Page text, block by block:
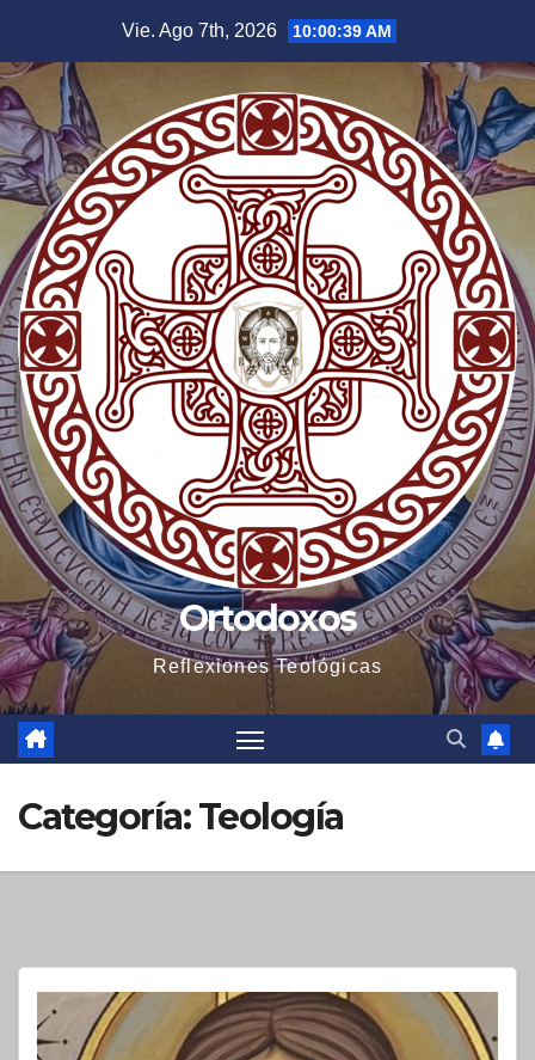
contenido
Vie. Ago 7th, 2026 10:00:40 AM
Ortodoxos
Reflexiones Teológicas
Categoría:Teología